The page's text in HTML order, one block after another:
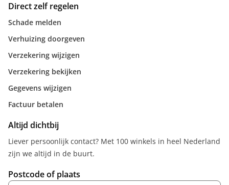
Direct zelf regelen
Schade melden
Verhuizing doorgeven
Verzekering wijzigen
Verzekering bekijken
Gegevens wijzigen
Factuur betalen
Altijd dichtbij
Liever persoonlijk contact? Met 100 winkels in heel Nederland
zijn we altijd in de buurt.
Postcode of plaats